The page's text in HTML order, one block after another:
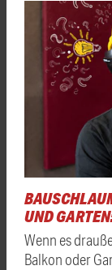
UND
Wenn es
Balkon oder